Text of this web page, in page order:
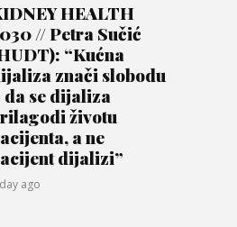
HEALTH
// Petra Sučić
“Kućna
znači slobodu
da se dijaliza
životu
a ne
dijalizi”
ago